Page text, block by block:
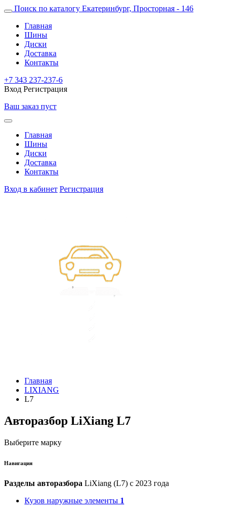
Поиск по каталогу Екатеринбург, Просторная - 146
Главная
Шины
Диски
Доставка
Контакты
+7 343 237-237-6
Вход Регистрация
Ваш заказ пуст
Главная
Шины
Диски
Доставка
Контакты
Вход в кабинет Регистрация
Главная
LIXIANG
L7
Авторазбор LiXiang L7
Выберите марку
Навигация
Разделы авторазбора LiXiang (L7) с 2023 года
Кузов наружные элементы 1